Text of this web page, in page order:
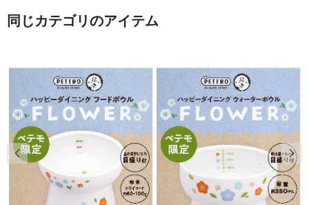
同じカテゴリのアイテム
前の画像 次